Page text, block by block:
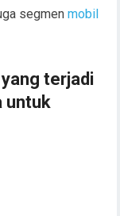
segmenmobil
terjadi
untuk